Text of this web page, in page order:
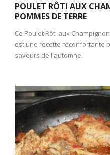
POULET RÔTI AUX
POMMES DE TERRE
Ce Poulet Rôti aux
est une recette réconfortante
saveurs de l'automne.